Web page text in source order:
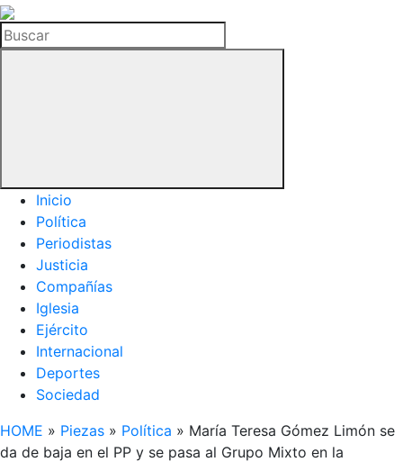
La
Hemeroteca
del
Buscar
Inicio
Política
Periodistas
Justicia
Compañías
Iglesia
Ejército
Internacional
Deportes
Sociedad
HOME » Piezas » Política » María Teresa Gómez Limón se
da de baja en el PP y se pasa al Grupo Mixto en la